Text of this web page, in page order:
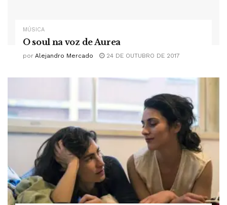
MÚSICA
O soul na voz de Aurea
por Alejandro Mercado 24 DE OUTUBRO DE 2017